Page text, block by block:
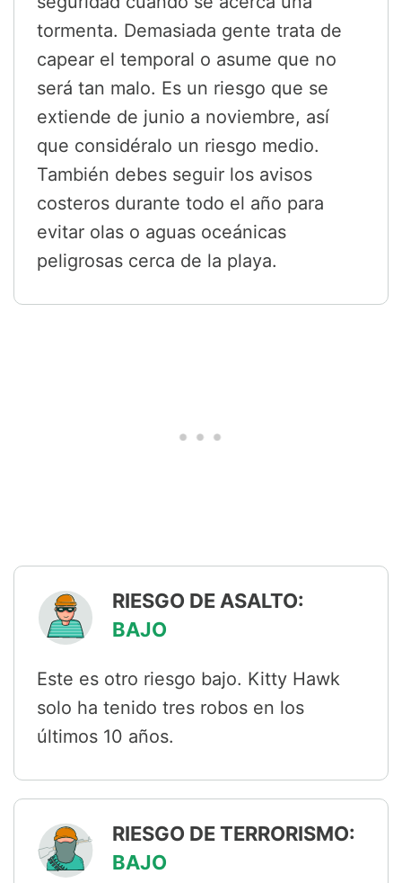
tormenta. Demasiada gente trata de
capear el temporal o asume que no
será tan malo. Es un riesgo que se
extiende de junio a noviembre, así
que considéralo un riesgo medio.
También debes seguir los avisos
costeros durante todo el año para
evitar olas o aguas oceánicas
peligrosas cerca de la playa.
RIESGO DE ASALTO:
BAJO
Este es otro riesgo bajo. Kitty Hawk
solo ha tenido tres robos en los
últimos 10 años.
RIESGO DE TERRORISMO:
BAJO